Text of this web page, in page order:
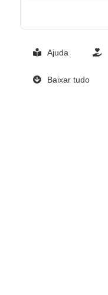
Ajuda
Baixar tudo